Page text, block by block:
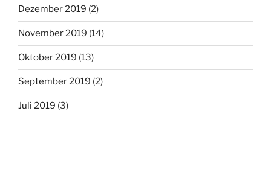
Dezember 2019 (2)
November 2019 (14)
Oktober 2019 (13)
September 2019 (2)
Juli 2019 (3)